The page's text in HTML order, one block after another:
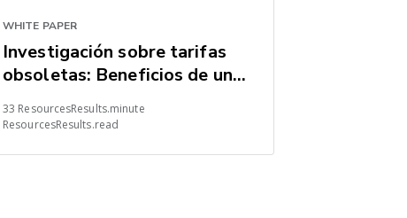
WHITE PAPER
Investigación sobre tarifas
obsoletas: Beneficios de una
estrategia de adquisición de
cargas
33 ResourcesResults.minute
ResourcesResults.read